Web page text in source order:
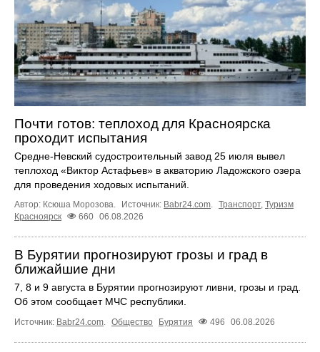
Почти готов: теплоход для Красноярска
проходит испытания
Средне-Невский судостроительный завод 25 июля вывел
теплоход «Виктор Астафьев» в акваторию Ладожского озера
для проведения ходовых испытаний.
Автор: Ксюша Морозова. Источник: Babr24.com. Транспорт, Туризм
Красноярск
660 06.08.2026
В Бурятии прогнозируют грозы и град в
ближайшие дни
7, 8 и 9 августа в Бурятии прогнозируют ливни, грозы и град.
Об этом сообщает МЧС республики.
Источник: Babr24.com. Общество Бурятия 496 06.08.2026